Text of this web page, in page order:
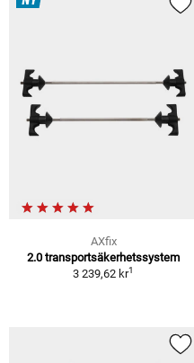
AXfix
2.0 transportsäkerhetssystem
3 239,62 kr1